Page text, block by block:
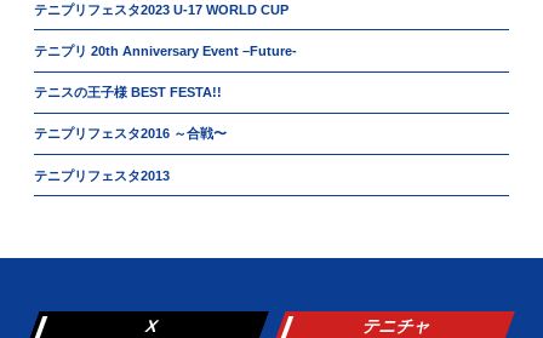
テニプリフェスタ2023 U-17 WORLD CUP
テニプリ 20th Anniversary Event –Future-
テニスの王子様 BEST FESTA!!
テニプリフェスタ2016 ～合戦〜
テニプリフェスタ2013
X テニチャ